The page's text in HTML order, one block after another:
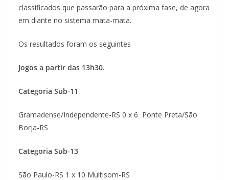
classificados que passarão para a próxima fase, de agora
em diante no sistema mata-mata.
Os resultados foram os seguintes
Jogos a partir das 13h30.
Categoria Sub-11
Gramadense/Independente-RS 0 x 6 Ponte Preta/São
Borja-RS
Categoria Sub-13
São Paulo-RS 1 x 10 Multisom-RS